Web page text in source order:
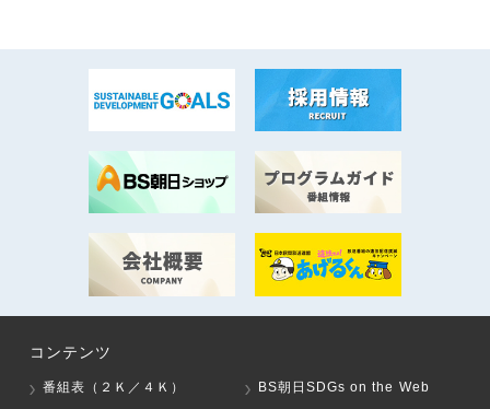
コンテンツ
番組表（２Ｋ／４Ｋ）
BS朝日SDGs on the Web